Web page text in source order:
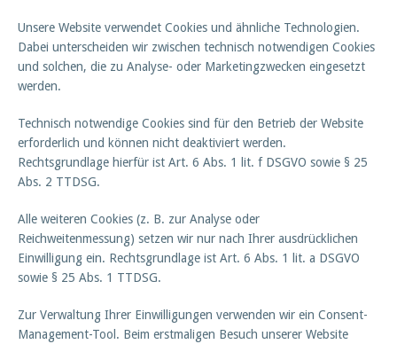
Unsere Website verwendet Cookies und ähnliche Technologien.
Dabei unterscheiden wir zwischen technisch notwendigen Cookies
und solchen, die zu Analyse- oder Marketingzwecken eingesetzt
werden.
Technisch notwendige Cookies sind für den Betrieb der Website
erforderlich und können nicht deaktiviert werden.
Rechtsgrundlage hierfür ist Art. 6 Abs. 1 lit. f DSGVO sowie § 25
Abs. 2 TTDSG.
Alle weiteren Cookies (z. B. zur Analyse oder
Reichweitenmessung) setzen wir nur nach Ihrer ausdrücklichen
Einwilligung ein. Rechtsgrundlage ist Art. 6 Abs. 1 lit. a DSGVO
sowie § 25 Abs. 1 TTDSG.
Zur Verwaltung Ihrer Einwilligungen verwenden wir ein Consent-
Management-Tool. Beim erstmaligen Besuch unserer Website